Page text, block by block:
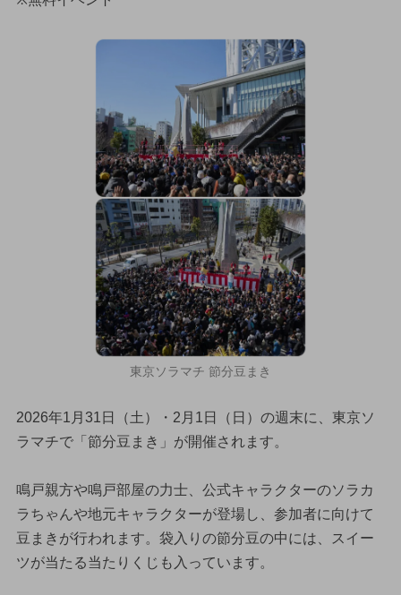
東京ソラマチ 節分豆まき
2026年1月31日（土）・2月1日（日）の週末に、東京ソ
ラマチで「節分豆まき」が開催されます。
鳴戸親方や鳴戸部屋の力士、公式キャラクターのソラカ
ラちゃんや地元キャラクターが登場し、参加者に向けて
豆まきが行われます。袋入りの節分豆の中には、スイー
ツが当たる当たりくじも入っています。